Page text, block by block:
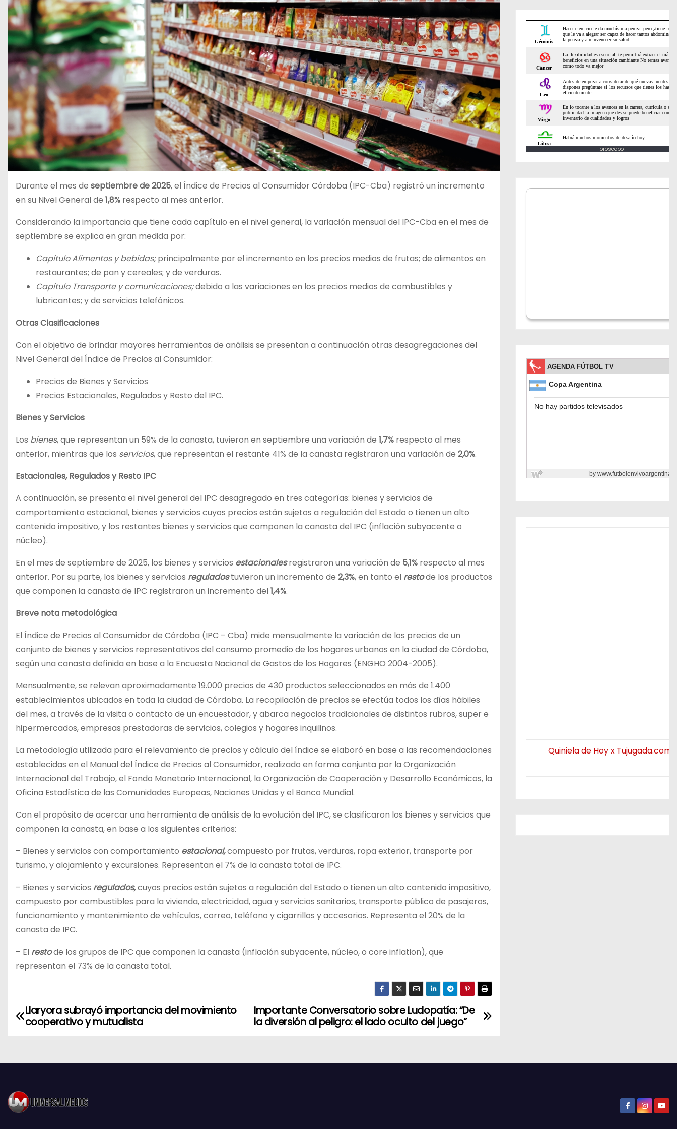
Durante el mes de septiembre de 2025, el Índice de Precios al Consumidor Córdoba (IPC-Cba) registró un incremento
en su Nivel General de 1,8% respecto al mes anterior.
Considerando la importancia que tiene cada capítulo en el nivel general, la variación mensual del IPC-Cba en el mes de
septiembre se explica en gran medida por:
Capítulo Alimentos y bebidas;principalmente por el incremento en los precios medios de frutas; de alimentos en
restaurantes; de pan y cereales; y de verduras.
Capítulo Transporte y comunicaciones;debido a las variaciones en los precios medios de combustibles y
lubricantes; y de servicios telefónicos.
Otras Clasificaciones
Con el objetivo de brindar mayores herramientas de análisis se presentan a continuación otras desagregaciones del
Nivel General del Índice de Precios al Consumidor:
Precios de Bienes y Servicios
Precios Estacionales, Regulados y Resto del IPC.
Bienes y Servicios
Los bienes, que representan un 59% de la canasta, tuvieron en septiembre una variación de 1,7% respecto al mes
anterior, mientras que los servicios, que representan el restante 41% de la canasta registraron una variación de 2,0%.
Estacionales, Regulados y Resto IPC
A continuación, se presenta el nivel general del IPC desagregado en tres categorías: bienes y servicios de
comportamiento estacional, bienes y servicios cuyos precios están sujetos a regulación del Estado o tienen un alto
contenido impositivo, y los restantes bienes y servicios que componen la canasta del IPC (inflación subyacente o
núcleo).
En el mes de septiembre de 2025, los bienes y servicios estacionalesregistraron una variación de 5,1% respecto al mes
anterior. Por su parte, los bienes y servicios reguladostuvieron un incremento de 2,3%, en tanto el restode los productos
que componen la canasta de IPC registraron un incremento del1,4%.
Breve nota metodológica
El Índice de Precios al Consumidor de Córdoba (IPC – Cba) mide mensualmente la variación de los precios de un
conjunto de bienes y servicios representativos del consumo promedio de los hogares urbanos en la ciudad de Córdoba,
según una canasta definida en base a la Encuesta Nacional de Gastos de los Hogares (ENGHO 2004-2005).
Mensualmente, se relevan aproximadamente 19.000 precios de 430 productos seleccionados en más de 1.400
establecimientos ubicados en toda la ciudad de Córdoba. La recopilación de precios se efectúa todos los días hábiles
del mes, a través de la visita o contacto de un encuestador, y abarca negocios tradicionales de distintos rubros, super e
hipermercados, empresas prestadoras de servicios, colegios y hogares inquilinos.
La metodología utilizada para el relevamiento de precios y cálculo del índice se elaboró en base a las recomendaciones
establecidas en el Manual del Índice de Precios al Consumidor, realizado en forma conjunta por la Organización
Internacional del Trabajo, el Fondo Monetario Internacional, la Organización de Cooperación y Desarrollo Económicos, la
Oficina Estadística de las Comunidades Europeas, Naciones Unidas y el Banco Mundial.
Con el propósito de acercar una herramienta de análisis de la evolución del IPC, se clasificaron los bienes y servicios que
componen la canasta, en base a los siguientes criterios:
– Bienes y servicios con comportamiento estacional,compuesto por frutas, verduras, ropa exterior, transporte por
turismo, y alojamiento y excursiones. Representan el 7% de la canasta total de IPC.
– Bienes y servicios regulados,cuyos precios están sujetos a regulación del Estado o tienen un alto contenido impositivo,
compuesto por combustibles para la vivienda, electricidad, agua y servicios sanitarios, transporte público de pasajeros,
funcionamiento y mantenimiento de vehículos, correo, teléfono y cigarrillos y accesorios. Representa el 20% de la
canasta de IPC.
– El restode los grupos de IPC que componen la canasta (inflación subyacente, núcleo, o core inflation), que
representan el 73% de la canasta total.
N
g
Importante Conversatorio sobre Ludopatía: “De
la diversión al peligro: el lado oculto del juego”
Llaryora subrayó importancia del movimiento
cooperativo y mutualista
Horoscopo
Quiniela de Hoy x